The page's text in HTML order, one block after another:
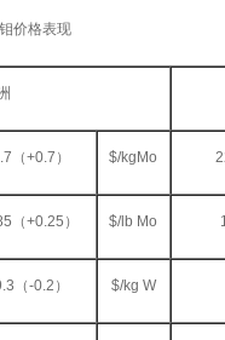
价格表现
（+0.7） $/kgMo
（+0.25） $/lb Mo
（-0.2） $/kg W